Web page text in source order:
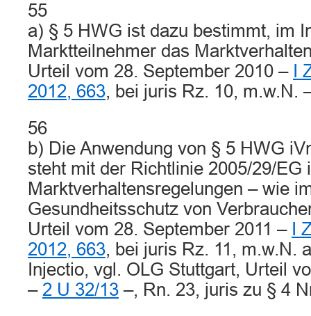
55
a) § 5 HWG ist dazu bestimmt, im
Marktteilnehmer das
Urteil vom 28. September 2010 –
I
2012, 663, bei juris Rz. 10, m.w.N.
56
b) Die Anwendung von § 5 HWG
steht mit der Richtlinie 2005/29/EG
Marktverhaltensregelungen – wie
Gesundheitsschutz von
Urteil vom 28. September 2011 –
I
2012, 663, bei juris Rz. 11, m.w.N.
Injectio, vgl. OLG Stuttgart, Urteil
– 2 U 32/13 –, Rn. 23, juris zu § 4